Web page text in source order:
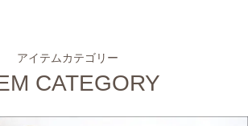
アイテムカテゴリー
CATEGORY